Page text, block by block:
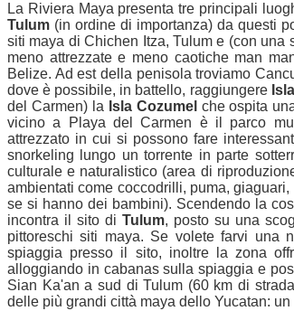
La Riviera Maya presenta tre principali
Tulum (in ordine di importanza) da questi
siti maya di Chichen Itza, Tulum e (con
meno attrezzate e meno caotiche man
Belize. Ad est della penisola troviamo
dove è possibile, in battello, raggiungere
del Carmen) la Isla Cozumel che ospita
vicino a Playa del Carmen è il parco
attrezzato in cui si possono fare
snorkeling lungo un torrente in parte
culturale e naturalistico (area di
ambientati come coccodrilli, puma,
se si hanno dei bambini). Scendendo la
incontra il sito di Tulum, posto su una
pittoreschi siti maya. Se volete farvi una
spiaggia presso il sito, inoltre la zona
alloggiando in cabanas sulla spiaggia e
Sian Ka'an a sud di Tulum (60 km di
delle più grandi città maya dello Yucatan: